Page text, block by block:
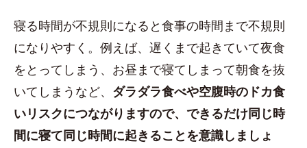
寝る時間が不規則になると食事の時間まで不規則
になりやすく。例えば、遅くまで起きていて夜食
をとってしまう、お昼まで寝てしまって朝食を抜
いてしまうなど、 ダラダラ食べや空腹時のドカ食
いリスクにつながりますので、できるだけ同じ時
間に寝て同じ時間に起きることを意識しましょ